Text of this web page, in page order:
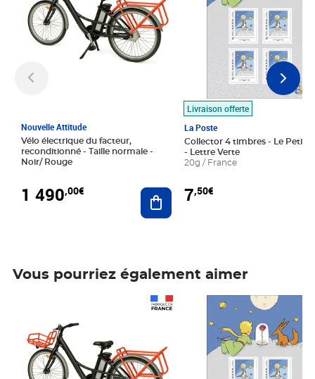
Nouvelle Attitude
Vélo électrique du facteur,
reconditionné - Taille normale -
Noir/ Rouge
1 490,00€ Ajouter au panier
Livraison offerte
La Poste
Collector 4 timbres - Le Petit
- Lettre Verte
20g / France
7,50€
Vous pourriez également aimer
Prix 7,50€